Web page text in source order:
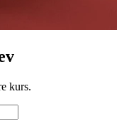
kurs.